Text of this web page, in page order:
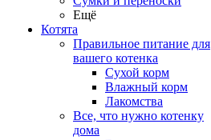
Ещё
Котята
Правильное питание для
вашего котенка
Сухой корм
Влажный корм
Лакомства
Все, что нужно котенку
дома